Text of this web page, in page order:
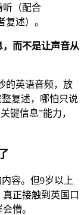
听（配合
述）。
而不是让声音从
的英语音频，放
复述，哪怕只说
键信息”能力，
容。但9岁以上
正接触到英国口
懵。